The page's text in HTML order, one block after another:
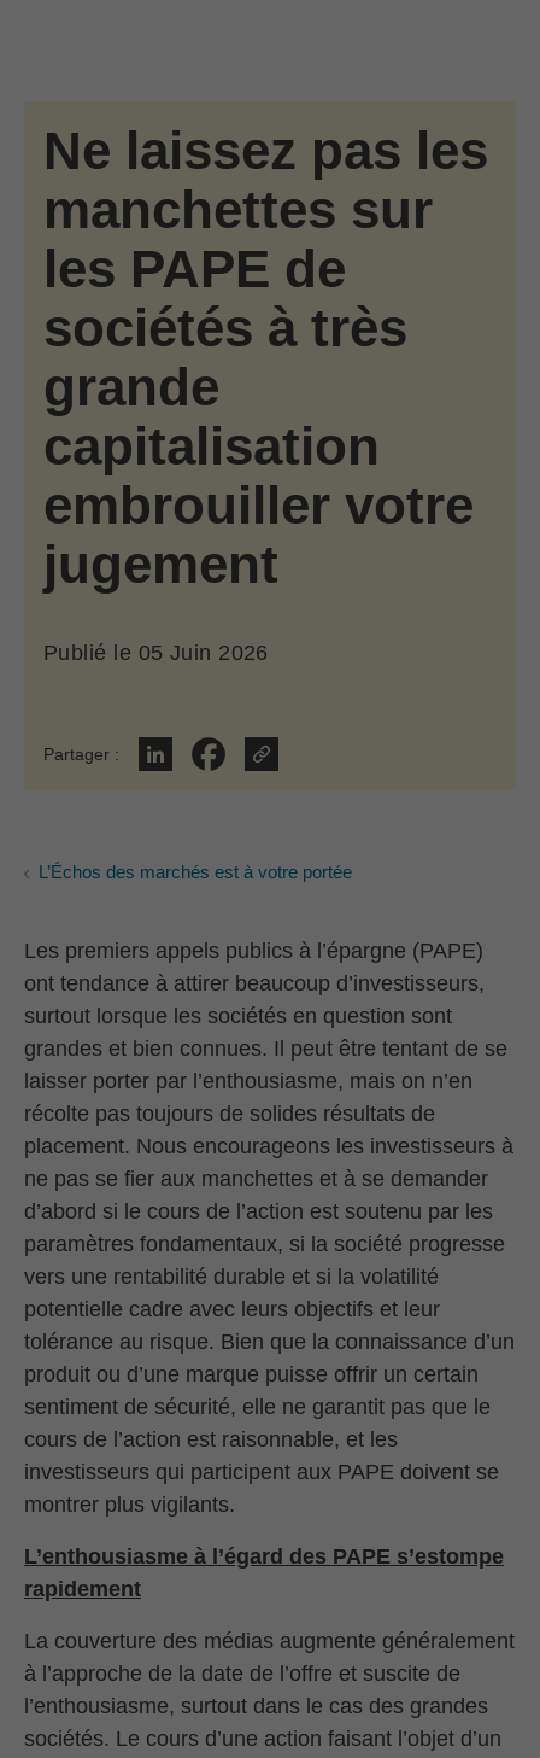
Ne laissez pas les
manchettes sur
les PAPE de
sociétés à très
grande
capitalisation
embrouiller votre
jugement
Publié le 05 Juin 2026
Partager :
L’Échos des marchés est à votre portée
Les premiers appels publics à l’épargne (PAPE)
ont tendance à attirer beaucoup d’investisseurs,
surtout lorsque les sociétés en question sont
grandes et bien connues. Il peut être tentant de se
laisser porter par l’enthousiasme, mais on n’en
récolte pas toujours de solides résultats de
placement. Nous encourageons les investisseurs à
ne pas se fier aux manchettes et à se demander
d’abord si le cours de l’action est soutenu par les
paramètres fondamentaux, si la société progresse
vers une rentabilité durable et si la volatilité
potentielle cadre avec leurs objectifs et leur
tolérance au risque. Bien que la connaissance d’un
produit ou d’une marque puisse offrir un certain
sentiment de sécurité, elle ne garantit pas que le
cours de l’action est raisonnable, et les
investisseurs qui participent aux PAPE doivent se
montrer plus vigilants.
L’enthousiasme à l’égard des PAPE s’estompe
rapidement
La couverture des médias augmente généralement
à l’approche de la date de l’offre et suscite de
l’enthousiasme, surtout dans le cas des grandes
sociétés. Le cours d’une action faisant l’objet d’un